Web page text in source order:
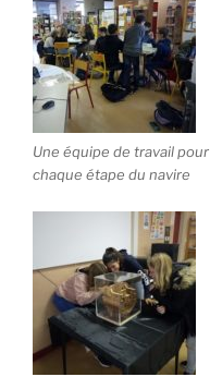
Une équipe de travail pour
chaque étape du navire